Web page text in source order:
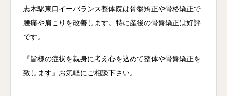
志木駅東口イーバランス整体院は骨盤矯正や骨格矯正で
腰痛や肩こりを改善します。特に産後の骨盤矯正は好評
です。
『皆様の症状を親身に考え心を込めて整体や骨盤矯正を
致します』お気軽にご相談下さい。